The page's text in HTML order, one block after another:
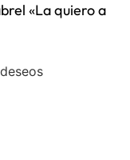
«La quiero a